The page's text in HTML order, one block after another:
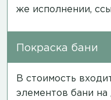
же исполнении,
Покраска бани
В стоимость
элементов бани на